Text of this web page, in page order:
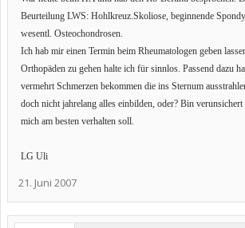
Beurteilung LWS: Hohlkreuz.Skoliose, beginnende
wesentl. Osteochondrosen.
Ich hab mir einen Termin beim Rheumatologen geben
Orthopäden zu gehen halte ich für sinnlos. Passend dazu
vermehrt Schmerzen bekommen die ins Sternum
doch nicht jahrelang alles einbilden, oder? Bin
mich am besten verhalten soll.
LG Uli
21. Juni 2007